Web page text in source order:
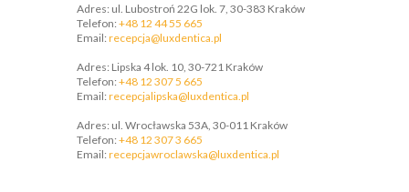
Adres: ul. Lubostroń 22G lok. 7, 30-383 Kraków
Telefon: +48 12 44 55 665
Email: recepcja@luxdentica.pl
Adres: Lipska 4 lok. 10, 30-721 Kraków
Telefon: +48 12 307 5 665
​Email: recepcjalipska@luxdentica.pl
Adres: ul. Wrocławska 53A, 30-011 Kraków
Telefon: +48 12 307 3 665
​Email: recepcjawroclawska@luxdentica.pl